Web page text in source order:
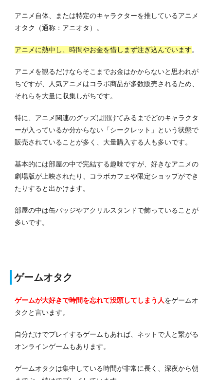
アニメ自体、または特定のキャラクターを推しているアニメ
オタク（通称：アニオタ）。
アニメに熱中し、時間やお金を惜しまず注ぎ込んでいます。
アニメを観るだけならそこまでお金はかからないと思われが
ちですが、人気アニメはコラボ商品が多数販売されるため、
それらを大量に収集しがちです。
特に、アニメ関連のグッズは開けてみるまでどのキャラクタ
ーが入っているか分からない「シークレット」という状態で
販売されていることが多く、大量購入する人も多いです。
基本的には部屋の中で完結する趣味ですが、好きなアニメの
劇場版が上映されたり、コラボカフェや限定ショップができ
たりすると出かけます。
部屋の中は缶バッジやアクリルスタンドで飾っていることが
多いです。
ゲームオタク
ゲームが大好きで時間を忘れて没頭してしまう人をゲームオ
タクと言います。
自分だけでプレイするゲームもあれば、ネットで人と繋がる
オンラインゲームもあります。
ゲームオタクは集中している時間が非常に長く、深夜から朝